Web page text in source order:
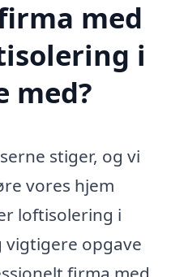
med
i
med?
stiger, og vi
vores hjem
loftisolering i
vigtigere opgave